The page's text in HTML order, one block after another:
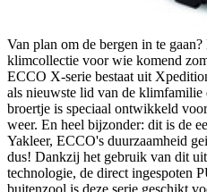
Van plan om de bergen in te
klimcollectie voor wie komend
ECCO X-serie bestaat uit
als nieuwste lid van de
broertje is speciaal ontwikkeld
weer. En heel bijzonder: dit is de
Yakleer, ECCO's duurzaamheid
dus! Dankzij het gebruik van dit
technologie, de direct ingespoten
buitenzool is deze serie geschikt